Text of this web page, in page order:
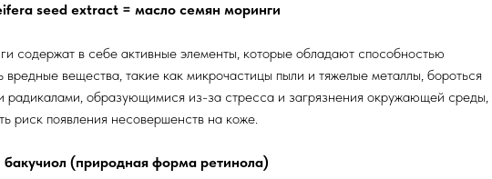
seed extract = масло семян моринги
содержат в себе активные элементы, которые обладают способностью
вредные вещества, такие как микрочастицы пыли и тяжелые металлы, бороться
радикалами, образующимися из-за стресса и загрязнения окружающей среды,
риск появления несовершенств на коже.
(природная форма ретинола)